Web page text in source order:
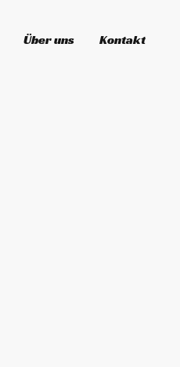
Über uns Kontakt